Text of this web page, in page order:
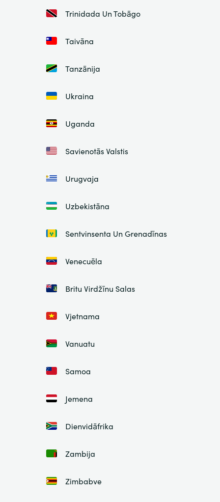
Trinidada Un Tobāgo
Taivāna
Tanzānija
Ukraina
Uganda
Savienotās Valstis
Urugvaja
Uzbekistāna
Sentvinsenta Un Grenadīnas
Venecuēla
Britu Virdžīnu Salas
Vjetnama
Vanuatu
Samoa
Jemena
Dienvidāfrika
Zambija
Zimbabve